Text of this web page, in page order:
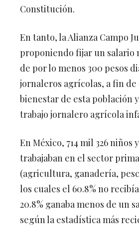
Constitución.
En tanto, la Alianza Campo
proponiendo fijar un salario
de por lo menos 300 pesos
jornaleros agrícolas, a fin
bienestar de esta población
trabajo jornalero agrícola
En México, 714 mil 326 niños
trabajaban en el sector
(agricultura, ganadería,
los cuales el 60.8% no
20.8% ganaba menos de un
según la estadística más